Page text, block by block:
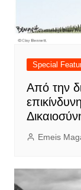
Special
Από την
Emeis